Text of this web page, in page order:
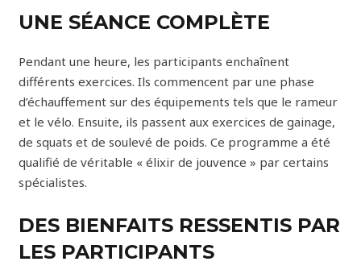
UNE SÉANCE COMPLÈTE
Pendant une heure, les participants enchaînent
différents exercices. Ils commencent par une phase
d’échauffement sur des équipements tels que le rameur
et le vélo. Ensuite, ils passent aux exercices de gainage,
de squats et de soulevé de poids. Ce programme a été
qualifié de véritable « élixir de jouvence » par certains
spécialistes.
DES BIENFAITS RESSENTIS PAR
LES PARTICIPANTS